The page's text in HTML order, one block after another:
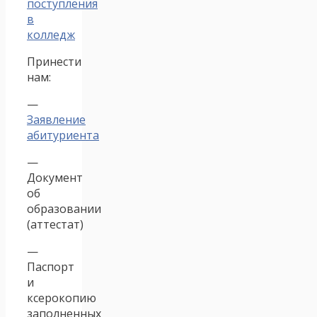
поступления
в
колледж
Принести
нам:
—
Заявление
абитуриента
—
Документ
об
образовании
(аттестат)
—
Паспорт
и
ксерокопию
заполненных